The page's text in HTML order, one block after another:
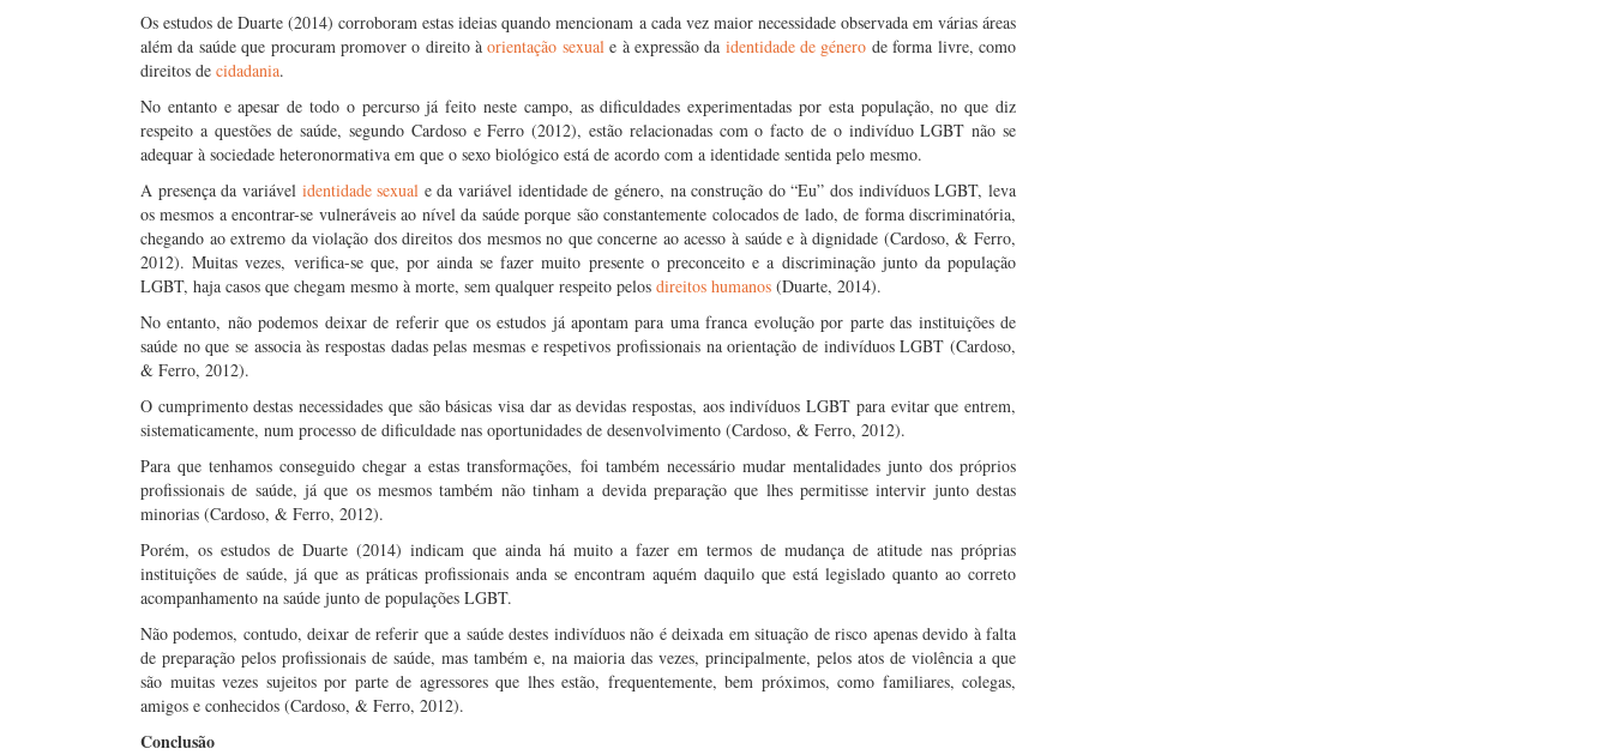
Os estudos de Duarte (2014) corroboram estas ideias quando mencionam a cada vez maior necessidade observada em várias áreas
além da saúde que procuram promover o direito àorientação sexuale à expressão da identidade de género de forma livre, como
direitos de cidadania.
No entanto e apesar de todo o percurso já feito neste campo, as dificuldades experimentadas por esta população, no que diz
respeito a questões de saúde, segundo Cardoso e Ferro (2012), estão relacionadas com o facto de o indivíduo LGBT não se
adequar à sociedade heteronormativa em que o sexo biológico está de acordo com a identidade sentida pelo mesmo.
A presença da variável identidade sexual e da variável identidade de género, na construção do “Eu” dos indivíduos LGBT, leva
os mesmos a encontrar-se vulneráveis ao nível da saúde porque são constantemente colocados de lado, de forma discriminatória,
chegando ao extremo da violação dos direitos dos mesmos no que concerne ao acesso à saúde e à dignidade (Cardoso, & Ferro,
2012). Muitas vezes, verifica-se que, por ainda se fazer muito presente o preconceito e a discriminação junto da população
LGBT, haja casos que chegam mesmo à morte, sem qualquer respeito pelos direitos humanos (Duarte, 2014).
No entanto, não podemos deixar de referir que os estudos já apontam para uma franca evolução por parte das instituições de
saúde no que se associa às respostas dadas pelas mesmas e respetivos profissionais na orientação de indivíduos LGBT (Cardoso,
& Ferro, 2012).
O cumprimento destas necessidades que são básicas visa dar as devidas respostas, aos indivíduos LGBT para evitar que entrem,
sistematicamente, num processo de dificuldade nas oportunidades de desenvolvimento (Cardoso, & Ferro, 2012).
Para que tenhamos conseguido chegar a estas transformações, foi também necessário mudar mentalidades junto dos próprios
profissionais de saúde, já que os mesmos também não tinham a devida preparação que lhes permitisse intervir junto destas
minorias (Cardoso, & Ferro, 2012).
Porém, os estudos de Duarte (2014) indicam que ainda há muito a fazer em termos de mudança de atitude nas próprias
instituições de saúde, já que as práticas profissionais anda se encontram aquém daquilo que está legislado quanto ao correto
acompanhamento na saúde junto de populações LGBT.
Não podemos, contudo, deixar de referir que a saúde destes indivíduos não é deixada em situação de risco apenas devido à falta
de preparação pelos profissionais de saúde, mas também e, na maioria das vezes, principalmente, pelos atos de violência a que
são muitas vezes sujeitos por parte de agressores que lhes estão, frequentemente, bem próximos, como familiares, colegas,
amigos e conhecidos (Cardoso, & Ferro, 2012).
Conclusão